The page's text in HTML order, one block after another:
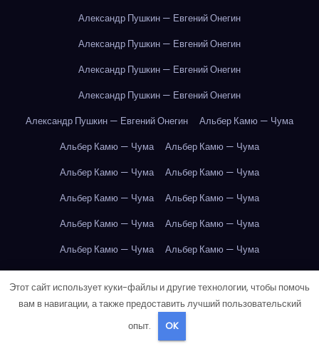
Александр Пушкин — Евгений Онегин
Александр Пушкин — Евгений Онегин
Александр Пушкин — Евгений Онегин
Александр Пушкин — Евгений Онегин
Александр Пушкин — Евгений Онегин
Альбер Камю — Чума
Альбер Камю — Чума
Альбер Камю — Чума
Альбер Камю — Чума
Альбер Камю — Чума
Альбер Камю — Чума
Альбер Камю — Чума
Альбер Камю — Чума
Альбер Камю — Чума
Альбер Камю — Чума
Альбер Камю — Чума
Альбер Камю — Чума
Альбер Камю — Чума
Альбер Камю — Чума
Амстердам Амстердам
Амстердам
Амстердам Амстердам
Этот сайт использует куки-файлы и другие технологии, чтобы помочь
вам в навигации, а также предоставить лучший пользовательский
опыт.
OK